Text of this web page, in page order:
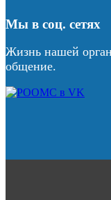
Мы в соц. сетях
Жизнь нашей
общение.